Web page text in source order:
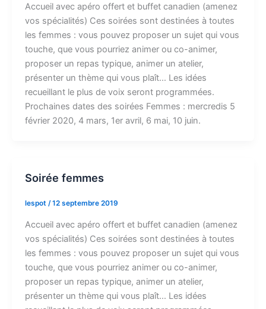
Accueil avec apéro offert et buffet canadien (amenez
vos spécialités) Ces soirées sont destinées à toutes
les femmes : vous pouvez proposer un sujet qui vous
touche, que vous pourriez animer ou co-animer,
proposer un repas typique, animer un atelier,
présenter un thème qui vous plaît… Les idées
recueillant le plus de voix seront programmées.
Prochaines dates des soirées Femmes : mercredis 5
février 2020, 4 mars, 1er avril, 6 mai, 10 juin.
Soirée femmes
lespot /12 septembre 2019
Accueil avec apéro offert et buffet canadien (amenez
vos spécialités) Ces soirées sont destinées à toutes
les femmes : vous pouvez proposer un sujet qui vous
touche, que vous pourriez animer ou co-animer,
proposer un repas typique, animer un atelier,
présenter un thème qui vous plaît… Les idées